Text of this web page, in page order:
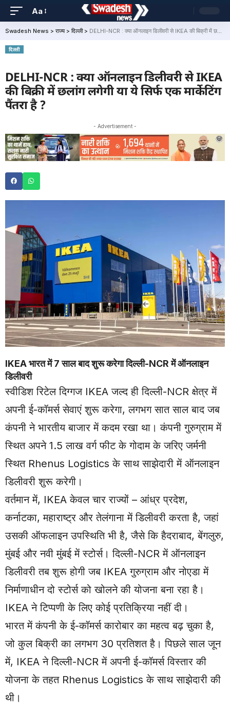
Aa
Swadesh News > राज्य> दिल्ली> DELHI-NCR : क्या ऑनलाइन डिलीवरी से IKEA की बिक्री में छलांग लगेगी या ये सिर्फ एक मार्केटिंग पैंतरा है ?
दिल्ली
DELHI-NCR : क्या ऑनलाइन डिलीवरी से IKEA
की बिक्री में छलांग लगेगी या ये सिर्फ एक मार्केटिंग
पैंतरा है ?
- Advertisement -
IKEA भारत में 7 साल बाद शुरू करेगा दिल्ली-NCR में ऑनलाइन
डिलीवरी
स्वीडिश रिटेल दिग्गज IKEA जल्द ही दिल्ली-NCR क्षेत्र में
अपनी ई-कॉमर्स सेवाएं शुरू करेगा, लगभग सात साल बाद जब
कंपनी ने भारतीय बाजार में कदम रखा था। कंपनी गुरुग्राम में
स्थित अपने 1.5 लाख वर्ग फीट के गोदाम के जरिए जर्मनी
स्थित Rhenus Logistics के साथ साझेदारी में ऑनलाइन
डिलीवरी शुरू करेगी।
वर्तमान में, IKEA केवल चार राज्यों – आंध्र प्रदेश,
कर्नाटका, महाराष्ट्र और तेलंगाना में डिलीवरी करता है, जहां
उसकी ऑफलाइन उपस्थिति भी है, जैसे कि हैदराबाद, बेंगलुरु,
मुंबई और नवी मुंबई में स्टोर्स। दिल्ली-NCR में ऑनलाइन
डिलीवरी तब शुरू होगी जब IKEA गुरुग्राम और नोएडा में
निर्माणाधीन दो स्टोर्स को खोलने की योजना बना रहा है।
IKEA ने टिप्पणी के लिए कोई प्रतिक्रिया नहीं दी।
भारत में कंपनी के ई-कॉमर्स कारोबार का महत्व बढ़ चुका है,
जो कुल बिक्री का लगभग 30 प्रतिशत है। पिछले साल जून
में, IKEA ने दिल्ली-NCR में अपनी ई-कॉमर्स विस्तार की
योजना के तहत Rhenus Logistics के साथ साझेदारी की
थी।